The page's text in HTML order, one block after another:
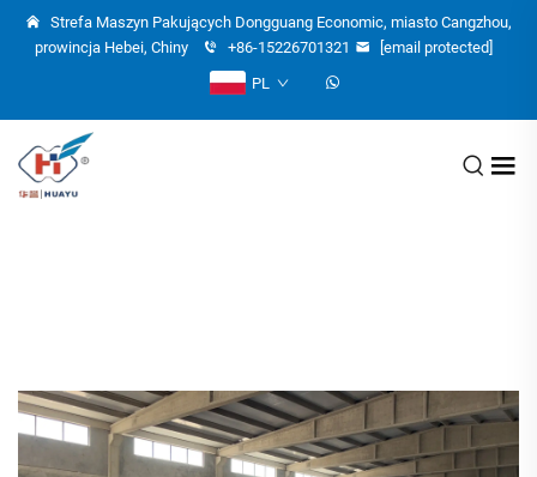
Strefa Maszyn Pakujących Dongguang Economic, miasto Cangzhou,
prowincja Hebei, Chiny
+86-15226701321
[email protected]
PL